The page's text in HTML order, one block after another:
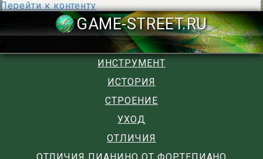
Перейти к контенту
GAME-
ИНСТРУМЕНТ
ИСТОРИЯ
СТРОЕНИЕ
УХОД
ОТЛИЧИЯ